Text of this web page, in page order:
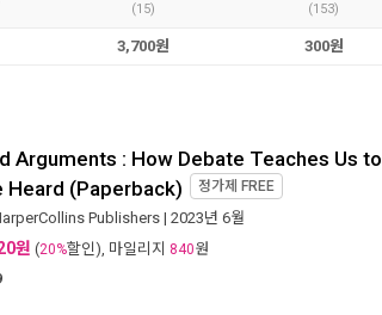
(15) (153)
3,700원 300원
Arguments : How Debate Teaches Us to
Heard (Paperback) 정가제 FREE
Publishers | 2023년 6월
원 (20%할인), 마일리지 840원